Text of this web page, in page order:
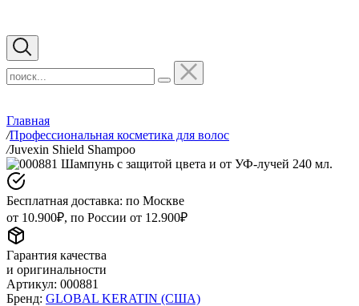
Главная
/Профессиональная косметика для волос
/Juvexin Shield Shampoo
Бесплатная доставка: по Москве
от 10.900₽, по России от 12.900₽
Гарантия качества
и оригинальности
Артикул: 000881
Бренд: GLOBAL KERATIN (США)